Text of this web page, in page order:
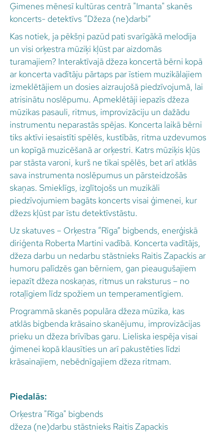
Ģimenes mēnesī kultūras centrā "Imanta" skanēs
koncerts- detektīvs “Džeza (ne)darbi”
Kas notiek, ja pēkšņi pazūd pati svarīgākā melodija
un visi orķestra mūziķi kļūst par aizdomās
turamajiem? Interaktīvajā džeza koncertā bērni kopā
ar koncerta vadītāju pārtaps par īstiem muzikālajiem
izmeklētājiem un dosies aizraujošā piedzīvojumā, lai
atrisinātu noslēpumu. Apmeklētāji iepazīs džeza
mūzikas pasauli, ritmus, improvizāciju un dažādu
instrumentu neparastās spējas. Koncerta laikā bērni
tiks aktīvi iesaistīti spēlēs, kustībās, ritma uzdevumos
un kopīgā muzicēšanā ar orķestri. Katrs mūziķis kļūs
par stāsta varoni, kurš ne tikai spēlēs, bet arī atklās
sava instrumenta noslēpumus un pārsteidzošās
skaņas. Smieklīgs, izglītojošs un muzikāli
piedzīvojumiem bagāts koncerts visai ģimenei, kur
džezs kļūst par īstu detektīvstāstu.
Uz skatuves – Orķestra “Rīga” bigbends, enerģiskā
diriģenta Roberta Martini vadībā. Koncerta vadītājs,
džeza darbu un nedarbu stāstnieks Raitis Zapackis ar
humoru palīdzēs gan bērniem, gan pieaugušajiem
iepazīt džeza noskaņas, ritmus un raksturus – no
rotaļīgiem līdz spožiem un temperamentīgiem.
Programmā skanēs populāra džeza mūzika, kas
atklās bigbenda krāsaino skanējumu, improvizācijas
prieku un džeza brīvības garu. Lieliska iespēja visai
ģimenei kopā klausīties un arī pakustēties līdzi
krāsainajiem, nebēdnīgajiem džeza ritmam.
Piedalās:
Orķestra "Rīga" bigbends
džeza (ne)darbu stāstnieks Raitis Zapackis